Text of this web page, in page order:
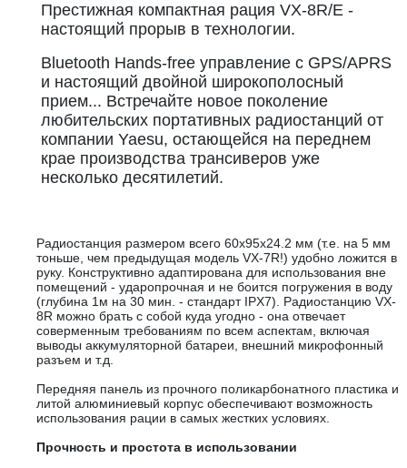
Престижная компактная рация VX-8R/E -
настоящий прорыв в технологии.
Bluetooth Hands-free управление с GPS/APRS
и настоящий двойной широкополосный
прием... Встречайте новое поколение
любительских портативных радиостанций от
компании Yaesu, остающейся на переднем
крае производства трансиверов уже
несколько десятилетий.
Радиостанция размером всего 60х95х24.2 мм (т.е. на 5 мм
тоньше, чем предыдущая модель VX-7R!) удобно ложится в
руку. Конструктивно адаптирована для использования вне
помещений - ударопрочная и не боится погружения в воду
(глубина 1м на 30 мин. - стандарт IPX7). Радиостанцию VX-
8R можно брать с собой куда угодно - она отвечает
соверменным требованиям по всем аспектам, включая
выводы аккумуляторной батареи, внешний микрофонный
разъем и т.д.
Передняя панель из прочного поликарбонатного пластика и
литой алюминиевый корпус обеспечивают возможность
использования рации в самых жестких условиях.
Прочность и простота в использовании